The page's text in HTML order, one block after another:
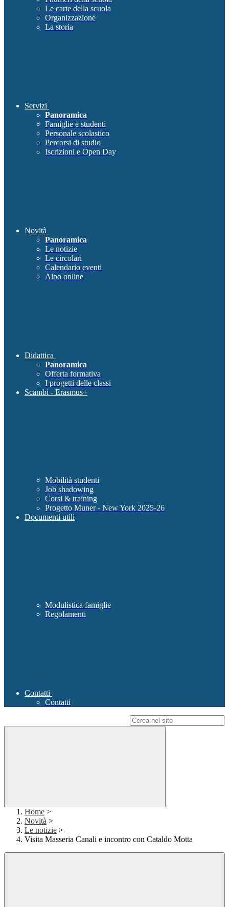
Le carte della scuola
Organizzazione
La storia
Servizi
Panoramica
Famiglie e studenti
Personale scolastico
Percorsi di studio
Iscrizioni e Open Day
Novità
Panoramica
Le notizie
Le circolari
Calendario eventi
Albo online
Didattica
Panoramica
Offerta formativa
I progetti delle classi
Scambi - Erasmus+
Mobilità studenti
Job shadowing
Corsi & training
Progetto Muner - New York 2025-26
Documenti utili
Modulistica famiglie
Regolamenti
Contatti
Contatti
Home >
Novità >
Le notizie >
Visita Masseria Canali e incontro con Cataldo Motta